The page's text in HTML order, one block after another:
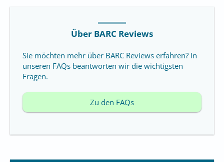
Über BARC Reviews
Sie möchten mehr über BARC Reviews erfahren? In
unseren FAQs beantworten wir die wichtigsten
Fragen.
Zu den FAQs